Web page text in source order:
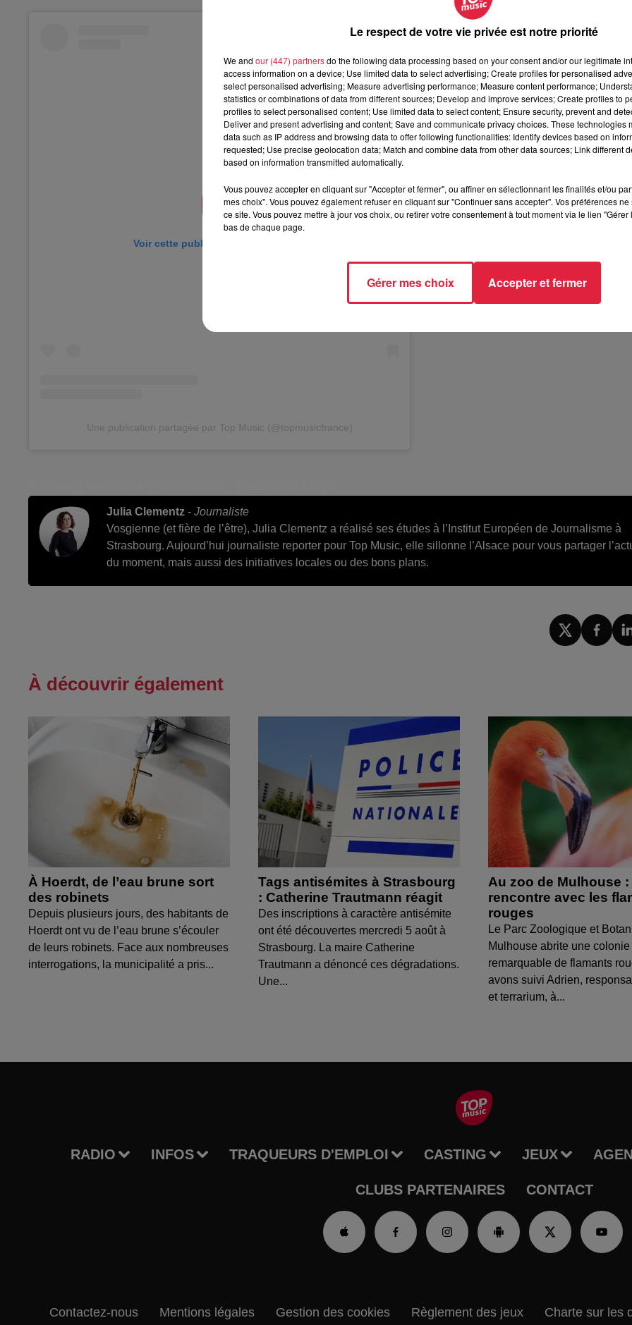
Voir cette publication sur Instagram
Une publication partagée par Top Music (@topmusicfrance)
Julia Clementz - Journaliste
Vosgienne (et fière de l’être), Julia Clementz a réalisé ses études à l’Institut Européen de Journalisme à
Strasbourg. Aujourd’hui journaliste reporter pour Top Music, elle sillonne l’Alsace pour vous partager
du moment, mais aussi des initiatives locales ou des bons plans.
À découvrir également
À Hoerdt, de l’eau brune sort
des robinets
Depuis plusieurs jours, des habitants de
Hoerdt ont vu de l’eau brune s’écouler
de leurs robinets. Face aux nombreuses
interrogations, la municipalité a pris...
Tags antisémites à Strasbourg
: Catherine Trautmann réagit
Des inscriptions à caractère antisémite
ont été découvertes mercredi 5 août à
Strasbourg. La maire Catherine
Trautmann a dénoncé ces dégradations.
Une...
Au zoo de Mulhouse :
rencontre avec les
rouges
Le Parc Zoologique et
Mulhouse abrite une colonie
remarquable de flamants
avons suivi Adrien,
et terrarium, à...
RADIO INFOS TRAQUEURS D'EMPLOI CASTING JEUX
CLUBS PARTENAIRES CONTACT
Contactez-nous Mentions légales Gestion des cookies Règlement des jeux Charte sur les
Le respect de votre vie privée est notre priorité
We and our (447) partnersdo the following data processing based on your consent and/or our legitimate
access information on a device; Use limited data to select advertising; Create profiles for personalised
select personalised advertising; Measure advertising performance; Measure content performance;
statistics or combinations of data from different sources; Develop and improve services; Create profiles to
profiles to select personalised content; Use limited data to select content; Ensure security, prevent and
Deliver and present advertising and content; Save and communicate privacy choices. These technologies
data such as IP address and browsing data to offer following functionalities: Identify devices based on
requested; Use precise geolocation data; Match and combine data from other data sources; Link different
based on information transmitted automatically.
Vous pouvez accepter en cliquant sur "Accepter et fermer", ou affiner en sélectionnant les finalités et/ou
mes choix". Vous pouvez également refuser en cliquant sur "Continuer sans accepter". Vos préférences
ce site. Vous pouvez mettre à jour vos choix, ou retirer votre consentement à tout moment via le lien
bas de chaque page.
Gérer mes choix Accepter et fermer